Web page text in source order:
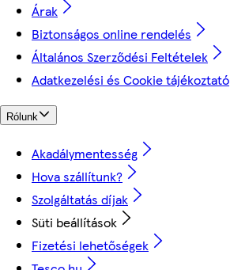
Árak
Biztonságos online rendelés
Általános Szerződési Feltételek
Adatkezelési és Cookie tájékoztató
Rólunk
Akadálymentesség
Hova szállítunk?
Szolgáltatás díjak
Süti beállítások
Fizetési lehetőségek